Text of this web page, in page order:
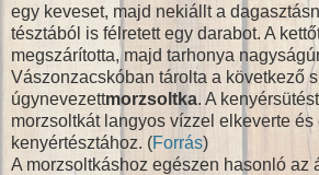
egy keveset, majd nekiállt a
tésztából is félretett egy darabot. A
megszárította, majd tarhonya
Vászonzacskóban tárolta a következő
úgynevezettmorzsoltka. A
morzsoltkát langyos vízzel elkeverte és
kenyértésztához. (Forrás)
A morzsoltkáshoz egészen hasonló az